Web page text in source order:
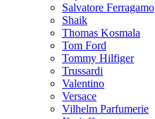
Salvatore Ferragamo
Shaik
Thomas Kosmala
Tom Ford
Tommy Hilfiger
Trussardi
Valentino
Versace
Vilhelm Parfumerie